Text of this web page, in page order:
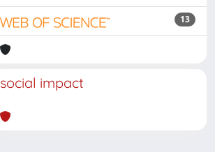
13
social impact